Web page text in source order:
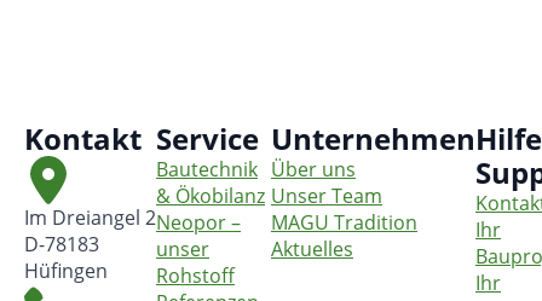
Kontakt
Im Dreiangel 2
D-78183
Hüfingen
Service
Bautechnik
& Ökobilanz
Neopor –
unser
Rohstoff
Unternehmen
Über uns
Unser Team
MAGU Tradition
Aktuelles
Ihr
Ihr